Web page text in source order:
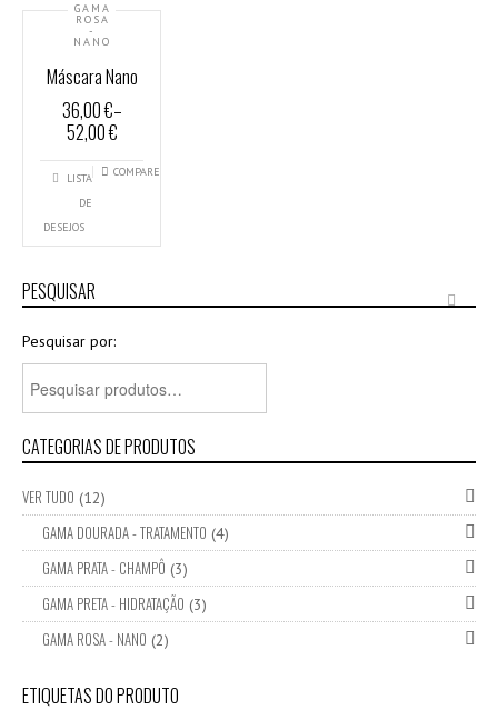
GAMA
ROSA
-
NANO
Máscara Nano
36,00 €–
52,00 €
LISTA
DE
DESEJOS
COMPARE
PESQUISAR
Pesquisar por:
CATEGORIAS DE PRODUTOS
VER TUDO (12)
GAMA DOURADA - TRATAMENTO (4)
GAMA PRATA - CHAMPÔ (3)
GAMA PRETA - HIDRATAÇÃO (3)
GAMA ROSA - NANO (2)
ETIQUETAS DO PRODUTO